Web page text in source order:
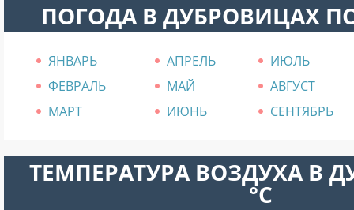
ПОГОДА В ДУБРОВИЦАХ
ЯНВАРЬ АПРЕЛЬ
ИЮЛЬ
ФЕВРАЛЬ
МАЙ
АВГУСТ
МАРТ
ИЮНЬ СЕНТЯБРЬ
ТЕМПЕРАТУРА ВОЗДУХА В
°C